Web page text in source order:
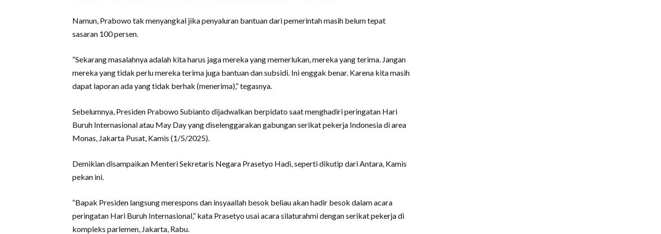
Namun, Prabowo tak menyangkal jika penyaluran bantuan dari pemerintah masih belum tepat
sasaran 100 persen.
“Sekarang masalahnya adalah kita harus jaga mereka yang memerlukan, mereka yang terima. Jangan
mereka yang tidak perlu mereka terima juga bantuan dan subsidi. Ini enggak benar. Karena kita masih
dapat laporan ada yang tidak berhak (menerima),” tegasnya.
Sebelumnya, Presiden Prabowo Subianto dijadwalkan berpidato saat menghadiri peringatan Hari
Buruh Internasional atau May Day yang diselenggarakan gabungan serikat pekerja Indonesia di area
Monas, Jakarta Pusat, Kamis (1/5/2025).
Demikian disampaikan Menteri Sekretaris Negara Prasetyo Hadi, seperti dikutip dari Antara, Kamis
pekan ini.
“Bapak Presiden langsung merespons dan insyaallah besok beliau akan hadir besok dalam acara
peringatan Hari Buruh Internasional,” kata Prasetyo usai acara silaturahmi dengan serikat pekerja di
kompleks parlemen, Jakarta, Rabu.